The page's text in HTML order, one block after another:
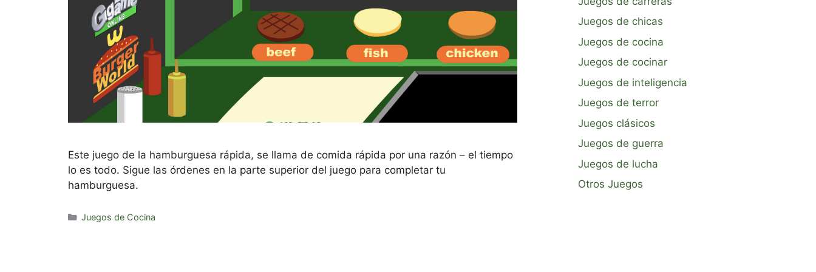
Este juego de la hamburguesa rápida, se llama de comida rápida por una razón – el tiempo
lo es todo. Sigue las órdenes en la parte superior del juego para completar tu
hamburguesa.
Categorías
Juegos de Cocina
Juegos de chicas
Juegos de cocina
Juegos de cocinar
Juegos de inteligencia
Juegos de terror
Juegos clásicos
Juegos de guerra
Juegos de lucha
Otros Juegos